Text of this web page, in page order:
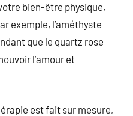
bien-être physique,
exemple, l’améthyste
que le quartz rose
l’amour et
est fait sur mesure,